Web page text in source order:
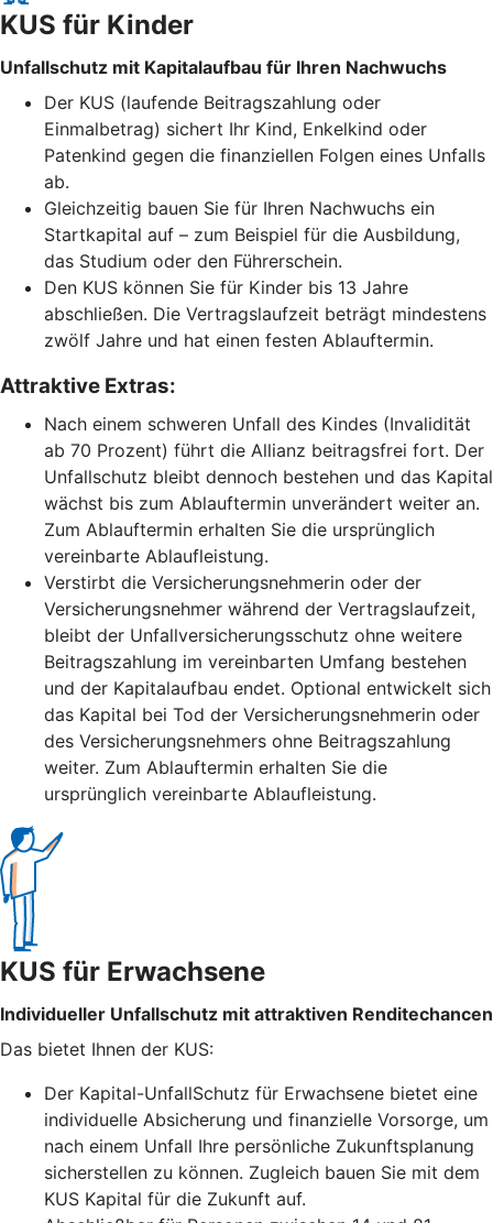
KUS für Kinder
Unfallschutz mit Kapitalaufbau für Ihren Nachwuchs
Der KUS (laufende Beitragszahlung oder
Einmalbetrag) sichert Ihr Kind, Enkelkind oder
Patenkind gegen die finanziellen Folgen eines Unfalls
ab.
Gleichzeitig bauen Sie für Ihren Nachwuchs ein
Startkapital auf – zum Beispiel für die Ausbildung,
das Studium oder den Führerschein.
Den KUS können Sie für Kinder bis 13 Jahre
abschließen. Die Vertragslaufzeit beträgt mindestens
zwölf Jahre und hat einen festen Ablauftermin.
Attraktive Extras:
Nach einem schweren Unfall des Kindes (Invalidität
ab 70 Prozent) führt die Allianz beitragsfrei fort. Der
Unfallschutz bleibt dennoch bestehen und das Kapital
wächst bis zum Ablauftermin unverändert weiter an.
Zum Ablauftermin erhalten Sie die ursprünglich
vereinbarte Ablaufleistung.
Verstirbt die Versicherungsnehmerin oder der
Versicherungsnehmer während der Vertragslaufzeit,
bleibt der Unfallversicherungsschutz ohne weitere
Beitragszahlung im vereinbarten Umfang bestehen
und der Kapitalaufbau endet. Optional entwickelt sich
das Kapital bei Tod der Versicherungsnehmerin oder
des Versicherungsnehmers ohne Beitragszahlung
weiter. Zum Ablauftermin erhalten Sie die
ursprünglich vereinbarte Ablaufleistung.
KUS für Erwachsene
Individueller Unfallschutz mit attraktiven Renditechancen
Das bietet Ihnen der KUS:
Der Kapital-UnfallSchutz für Erwachsene bietet eine
individuelle Absicherung und finanzielle Vorsorge, um
nach einem Unfall Ihre persönliche Zukunftsplanung
sicherstellen zu können. Zugleich bauen Sie mit dem
KUS Kapital für die Zukunft auf.